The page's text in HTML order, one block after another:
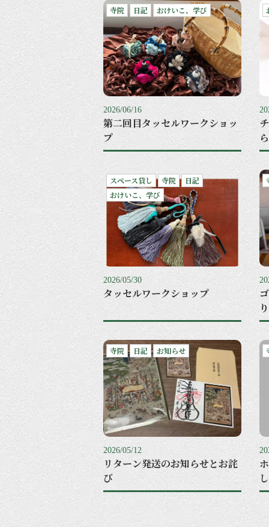
寺院 日記 おけいこ、学び
2026/06/16
第二回目タッセルワークショッ
プ
スペース貸し 寺院
日記
おけいこ、学び
2026/05/30
タッセルワークショップ
寺院 日記 お知らせ
2026/05/12
リターン発送のお知らせとお詫
び